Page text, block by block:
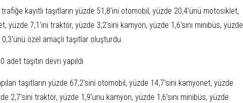
trafiğe kayıtlı taşıtların yüzde 51,8'ini otomobil, yüzde 20,4'ünü motosiklet,
yüzde 7,1'ini traktör, yüzde 3,2'sini kamyon, yüzde 1,6'sını minibüs, yüzde
özel amaçlı taşıtlar oluşturdu.
adet taşıtın devri yapıldı
taşıtların yüzde 67,2'sini otomobil, yüzde 14,7'sini kamyonet, yüzde
2,7'sini traktör, yüzde 1,9'unu kamyon, yüzde 1,6'sını minibüs, yüzde